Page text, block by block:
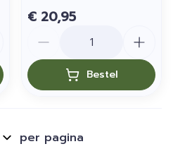
€ 20,95
Bestel
per pagina